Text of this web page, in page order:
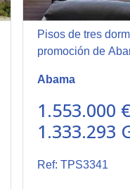
Pisos de tres
promoción de
Abama
1.553.000
1.333.293
Ref: TPS3341